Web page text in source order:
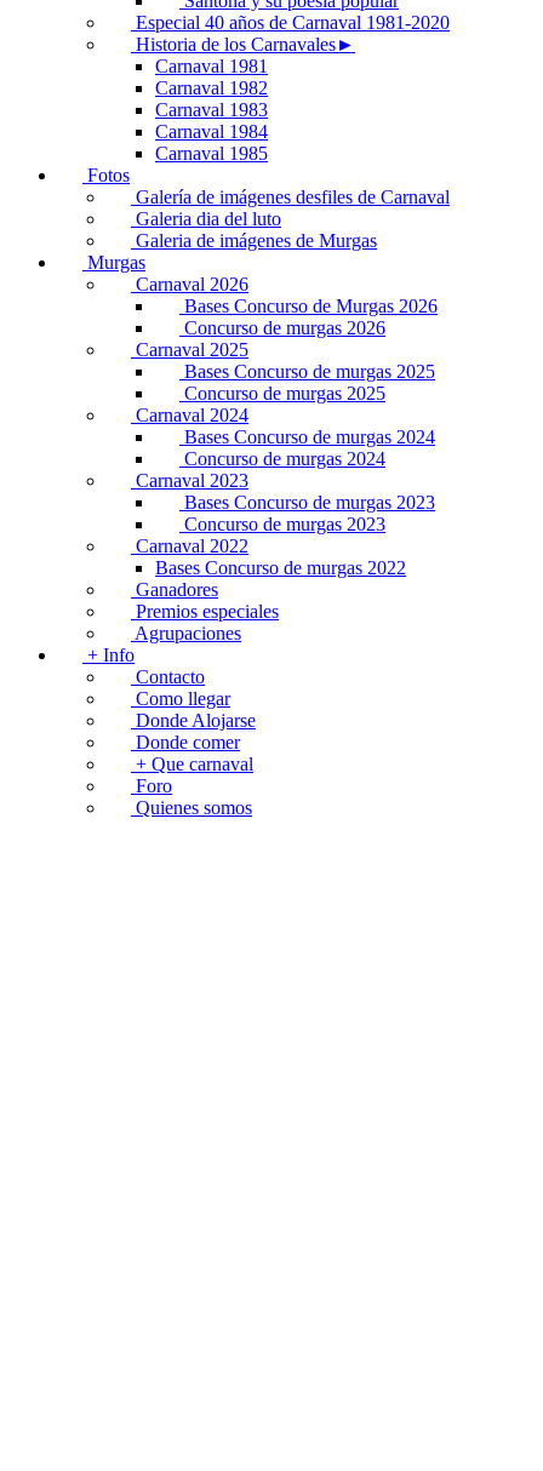
Especial 40 años de Carnaval 1981-2020
Historia de los Carnavales►
Carnaval 1981
Carnaval 1982
Carnaval 1983
Carnaval 1984
Carnaval 1985
Fotos
Galería de imágenes desfiles de Carnaval
Galeria dia del luto
Galeria de imágenes de Murgas
Murgas
Carnaval 2026
Bases Concurso de Murgas 2026
Concurso de murgas 2026
Carnaval 2025
Bases Concurso de murgas 2025
Concurso de murgas 2025
Carnaval 2024
Bases Concurso de murgas 2024
Concurso de murgas 2024
Carnaval 2023
Bases Concurso de murgas 2023
Concurso de murgas 2023
Carnaval 2022
Bases Concurso de murgas 2022
Ganadores
Premios especiales
Agrupaciones
+ Info
Contacto
Como llegar
Donde Alojarse
Donde comer
+ Que carnaval
Foro
Quienes somos